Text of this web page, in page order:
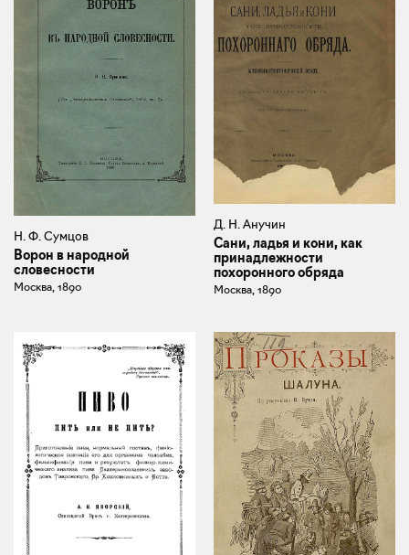
Н. Ф. Сумцов
Ворон в народной
словесности
Москва, 1890
Д. Н. Анучин
Сани, ладья и кони, как
принадлежности
похоронного обряда
Москва, 1890